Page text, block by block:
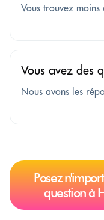
Vous trouvez
Vous avez des
Nous avons les
Posez
question à